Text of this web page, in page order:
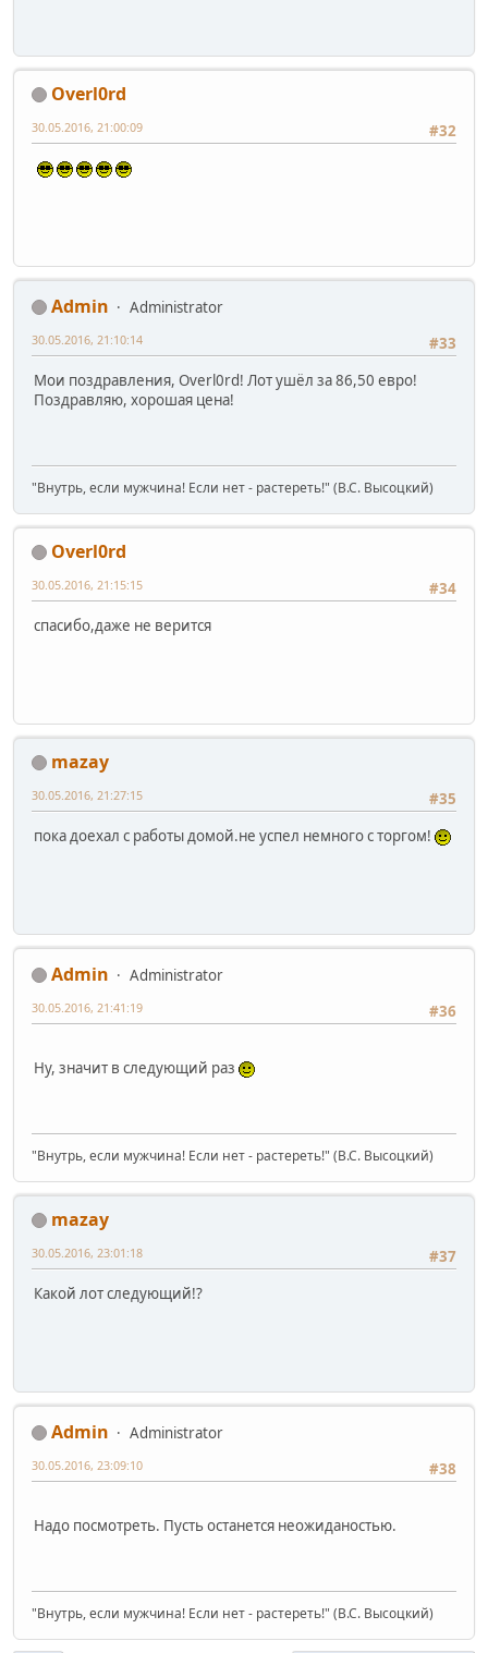
Overl0rd
#32
30.05.2016, 21:00:09
Admin
Administrator
#33
30.05.2016, 21:10:14
Мои поздравления, Overl0rd! Лот ушёл за 86,50 евро!
Поздравляю, хорошая цена!
"Внутрь, если мужчина! Если нет - растереть!" (В.С. Высоцкий)
Overl0rd
#34
30.05.2016, 21:15:15
спасибо,даже не верится
mazay
#35
30.05.2016, 21:27:15
пока доехал с работы домой.не успел немного с торгом!
Admin
Administrator
#36
30.05.2016, 21:41:19
Ну, значит в следующий раз
"Внутрь, если мужчина! Если нет - растереть!" (В.С. Высоцкий)
mazay
#37
30.05.2016, 23:01:18
Какой лот следующий!?
Admin
Administrator
#38
30.05.2016, 23:09:10
Надо посмотреть. Пусть останется неожиданостью.
"Внутрь, если мужчина! Если нет - растереть!" (В.С. Высоцкий)